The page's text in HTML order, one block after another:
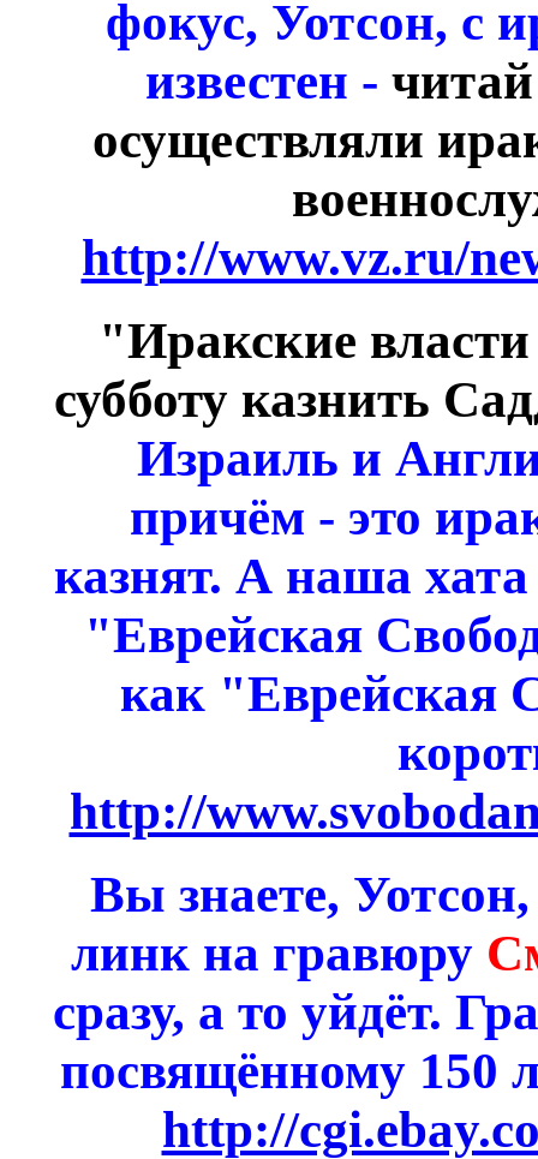
фокус, Уотсон, с
известен -
осуществляли
http://www.vz.ru/
"Иракские
субботу казнить
Израиль и
причём - это
казнят. А наша
"Еврейская
как "Еврейская
http://
Вы знаете,
линк на гравюру
сразу, а то уйдёт.
посвящённому 150
http://